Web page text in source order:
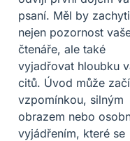
psaní. Měl by
nejen pozornost
čtenáře, ale také
vyjadřovat hloubku
citů. Úvod může
vzpomínkou, silným
obrazem nebo
vyjádřením, které se